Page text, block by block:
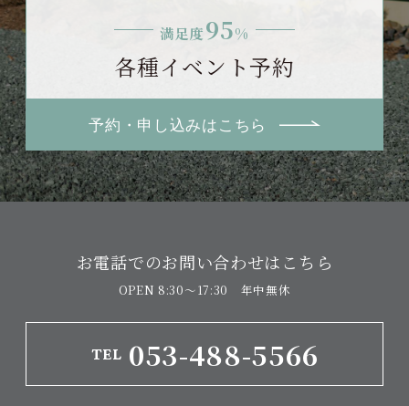
満足度95%
各種イベント予約
予約・申し込みはこちら
お電話でのお問い合わせはこちら
TEL 053-488-5566
OPEN 8:30〜17:30 年中無休